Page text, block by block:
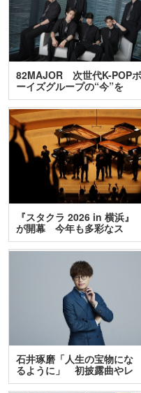
82MAJOR 次世代K-POPボ
ーイズグループの“今”を
訊…
『スタクラ 2026 in 横浜』
が開幕 今年も多彩なス
テ…
石井琢磨「人生の宝物にな
るように」 初披露曲やレ
ア…